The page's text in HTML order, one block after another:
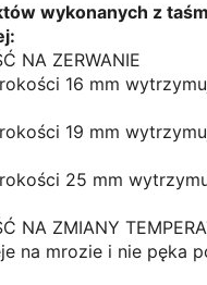
wykonanych z
NA ZERWANIE
16 mm
19 mm
25 mm
NA ZMIANY
na mrozie i nie pęka